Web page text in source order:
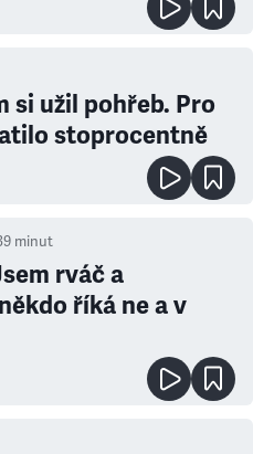
si užil pohřeb. Pro
stoprocentně
minut
rváč a
říká ne a v